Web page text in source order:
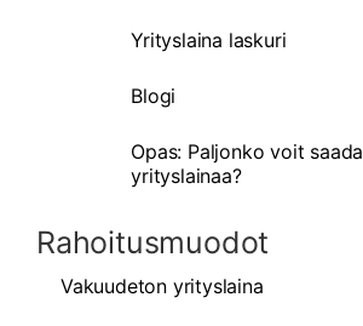
Yrityslaina laskuri
Blogi
Opas: Paljonko voit saada
yrityslainaa?
Rahoitusmuodot
Vakuudeton yrityslaina